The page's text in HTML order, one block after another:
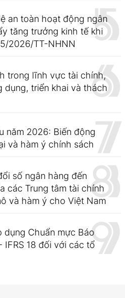
an toàn hoạt động ngân
tăng trưởng kinh tế khi
2026/TT-NHNN
trong lĩnh vực tài chính,
dụng, triển khai và thách
năm 2026: Biến động
và hàm ý chính sách
số ngân hàng đến
các Trung tâm tài chính
và hàm ý cho Việt Nam
dụng Chuẩn mực Báo
18 đối với các tổ